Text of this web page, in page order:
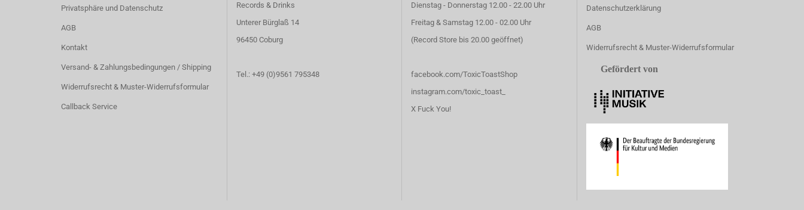
Privatsphäre und Datenschutz
AGB
Kontakt
Versand- & Zahlungsbedingungen / Shipping
Widerrufsrecht & Muster-Widerrufsformular
Callback Service
Records & Drinks
Unterer Bürglaß 14
96450 Coburg
Tel.: +49 (0)9561 795348
Dienstag - Donnerstag 12.00 - 22.00 Uhr
Freitag & Samstag 12.00 - 02.00 Uhr
(Record Store bis 20.00 geöffnet)
facebook.com/ToxicToastShop
instagram.com/toxic_toast_
X Fuck You!
Datenschutzerklärung
AGB
Widerrufsrecht & Muster-Widerrufsformular
Gefördert von